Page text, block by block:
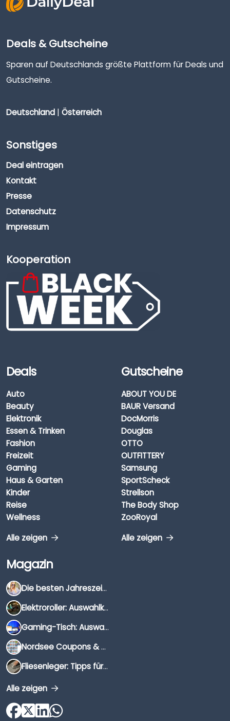
Deals & Gutscheine
Sparen auf Deutschlands größte Plattform für Deals und
Gutscheine.
Deutschland | Österreich
Sonstiges
Deal eintragen
Kontakt
Presse
Datenschutz
Impressum
Kooperation
Deals
Auto
Beauty
Elektronik
Essen & Trinken
Fashion
Freizeit
Gaming
Haus & Garten
Kinder
Reise
Wellness
Alle zeigen
Gutscheine
ABOUT YOU DE
BAUR Versand
DocMorris
Douglas
OTTO
OUTFITTERY
Samsung
SportScheck
Strellson
The Body Shop
ZooRoyal
Alle zeigen
Magazin
Die besten Jahreszeiten für Schnäppchenjäger
Elektroroller: Auswahlkriterien, Unterschiede & Tipps
Gaming-Tisch: Auswahlkriterien, Unterschiede & Tipps
Nordsee Coupons & Gutscheine 2026
Fliesenleger: Tipps für die Auswahl
Alle zeigen